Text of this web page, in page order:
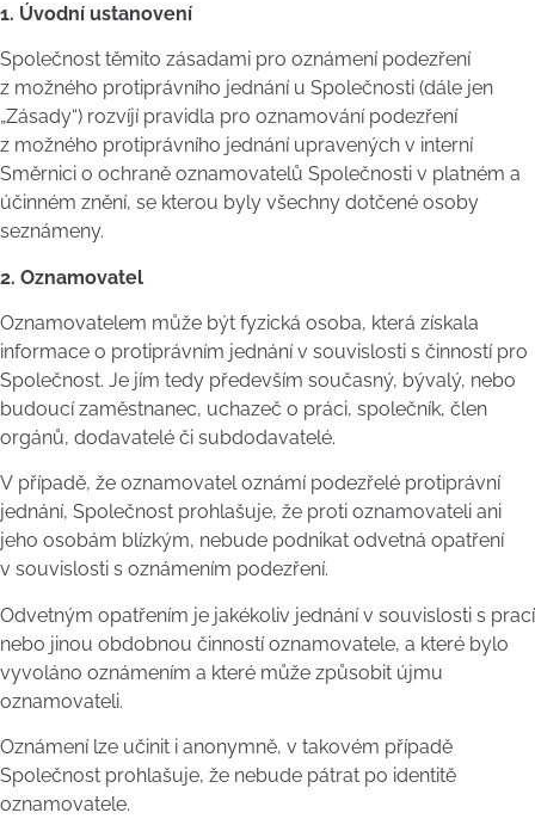
1. Úvodní ustanovení
Společnost těmito zásadami pro oznámení podezření
z možného protiprávního jednání u Společnosti (dále jen
„Zásady“) rozvíjí pravidla pro oznamování podezření
z možného protiprávního jednání upravených v interní
Směrnici o ochraně oznamovatelů Společnosti v platném a
účinném znění, se kterou byly všechny dotčené osoby
seznámeny.
2. Oznamovatel
Oznamovatelem může být fyzická osoba, která získala
informace o protiprávním jednání v souvislosti s činností pro
Společnost. Je jím tedy především současný, bývalý, nebo
budoucí zaměstnanec, uchazeč o práci, společník, člen
orgánů, dodavatelé či subdodavatelé.
V případě, že oznamovatel oznámí podezřelé protiprávní
jednání, Společnost prohlašuje, že proti oznamovateli ani
jeho osobám blízkým, nebude podnikat odvetná opatření
v souvislosti s oznámením podezření.
Odvetným opatřením je jakékoliv jednání v souvislosti s prací
nebo jinou obdobnou činností oznamovatele, a které bylo
vyvoláno oznámením a které může způsobit újmu
oznamovateli.
Oznámení lze učinit i anonymně, v takovém případě
Společnost prohlašuje, že nebude pátrat po identitě
oznamovatele.